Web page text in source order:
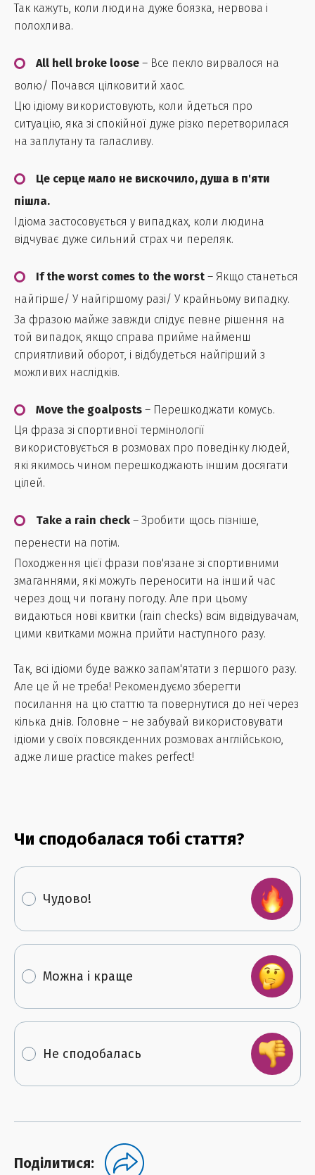
Так кажуть, коли людина дуже боязка, нервова і
полохлива.
All hell broke loose – Все пекло вирвалося на
волю/ Почався цілковитий хаос.
Цю ідіому використовують, коли йдеться про
ситуацію, яка зі спокійної дуже різко перетворилася
на заплутану та галасливу.
Це серце мало не вискочило, душа в п'яти
пішла.
Ідіома застосовується у випадках, коли людина
відчуває дуже сильний страх чи переляк.
If the worst comes to the worst – Якщо станеться
найгірше/ У найгіршому разі/ У крайньому випадку.
За фразою майже завжди слідує певне рішення на
той випадок, якщо справа прийме найменш
сприятливий оборот, і відбудеться найгірший з
можливих наслідків.
Move the goalposts – Перешкоджати комусь.
Ця фраза зі спортивної термінології
використовується в розмовах про поведінку людей,
які якимось чином перешкоджають іншим досягати
цілей.
Take a rain check – Зробити щось пізніше,
перенести на потім.
Походження цієї фрази пов'язане зі спортивними
змаганнями, які можуть переносити на інший час
через дощ чи погану погоду. Але при цьому
видаються нові квитки (rain checks) всім відвідувачам,
цими квитками можна прийти наступного разу.
Так, всі ідіоми буде важко запам'ятати з першого разу.
Але це й не треба! Рекомендуємо зберегти
посилання на цю статтю та повернутися до неї через
кілька днів. Головне – не забувай використовувати
ідіоми у своїх повсякденних розмовах англійською,
адже лише practice makes perfect!
Чи сподобалася тобі стаття?
Чудово!
Можна і краще
Не сподобалась
Поділитися: